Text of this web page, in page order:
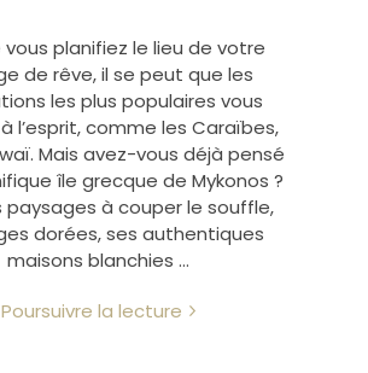
vous planifiez le lieu de votre
de rêve, il se peut que les
les plus populaires vous
l’esprit, comme les Caraïbes,
Mais avez-vous déjà pensé
île grecque de Mykonos ?
paysages à couper le souffle,
dorées, ses authentiques
maisons blanchies …
Poursuivre la lecture